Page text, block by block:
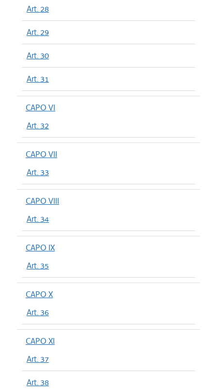
Art. 28
Art. 29
Art. 30
Art. 31
CAPO VI
Art. 32
CAPO VII
Art. 33
CAPO VIII
Art. 34
CAPO IX
Art. 35
CAPO X
Art. 36
CAPO XI
Art. 37
Art. 38